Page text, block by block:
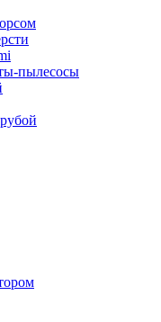
пылесосы